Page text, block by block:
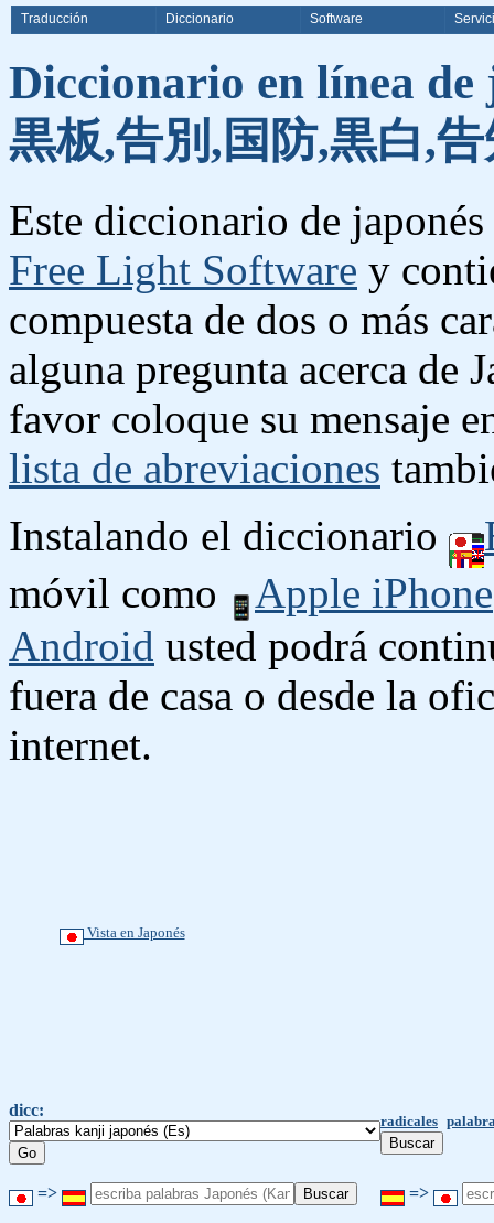
Traducción Diccionario Software
Diccionario en línea
黒板,告別,国防,黒白,
Este diccionario de
Free Light Software y
compuesta de dos o más
alguna pregunta acerca de
favor coloque su mensaje
lista de abreviaciones
Instalando el diccionario
móvil como
Apple iPhone
Android usted podrá
fuera de casa o desde la
internet.
Vista en Japonés
dicc:
radicales
=> =>